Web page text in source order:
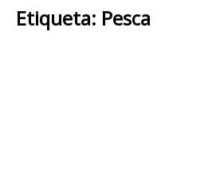
Etiqueta: Pesca